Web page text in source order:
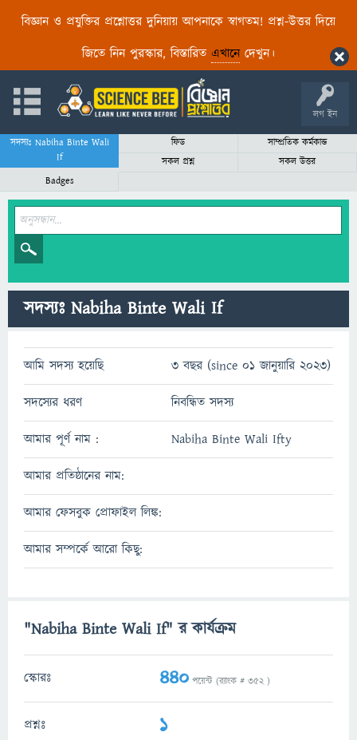
বিজ্ঞান ও প্রযুক্তির প্রশ্নোত্তর দুনিয়ায় আপনাকে স্বাগতম! প্রশ্ন-উত্তর দিয়ে
জিতে নিন পুরস্কার, বিস্তারিত এখানেদেখুন।
লগ ইন
সদস্যঃ Nabiha Binte Wali
If
ফিড
সাম্প্রতিক কর্মকান্ড
সকল প্রশ্ন
সকল উত্তর
Badges
সদস্যঃ Nabiha Binte Wali If
আমি সদস্য হয়েছি 3 বছর (since 01 জানুয়ারি 2023)
সদস্যের ধরণ নিবন্ধিত সদস্য
আমার পূর্ণ নাম : Nabiha Binte Wali Ifty
আমার প্রতিষ্ঠানের নাম:
আমার ফেসবুক প্রোফাইল লিঙ্ক:
আমার সম্পর্কে আরো কিছু:
"Nabiha Binte Wali If" র কার্যক্রম
স্কোরঃ 440 পয়েন্ট (র‌্যাংক # 352)
প্রশ্নঃ 1